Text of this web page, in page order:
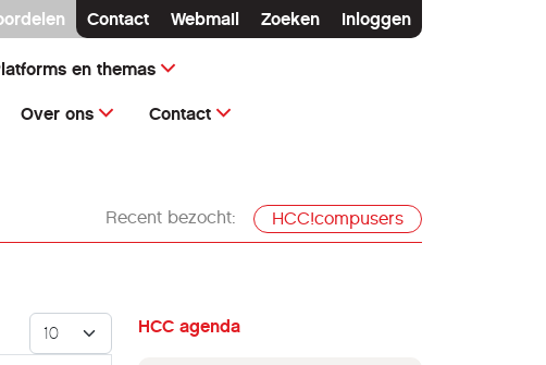
Contact Webmail Zoeken Inloggen
en themas
Over ons Contact
Recent bezocht: HCC!compusers
Toon # HCC agenda